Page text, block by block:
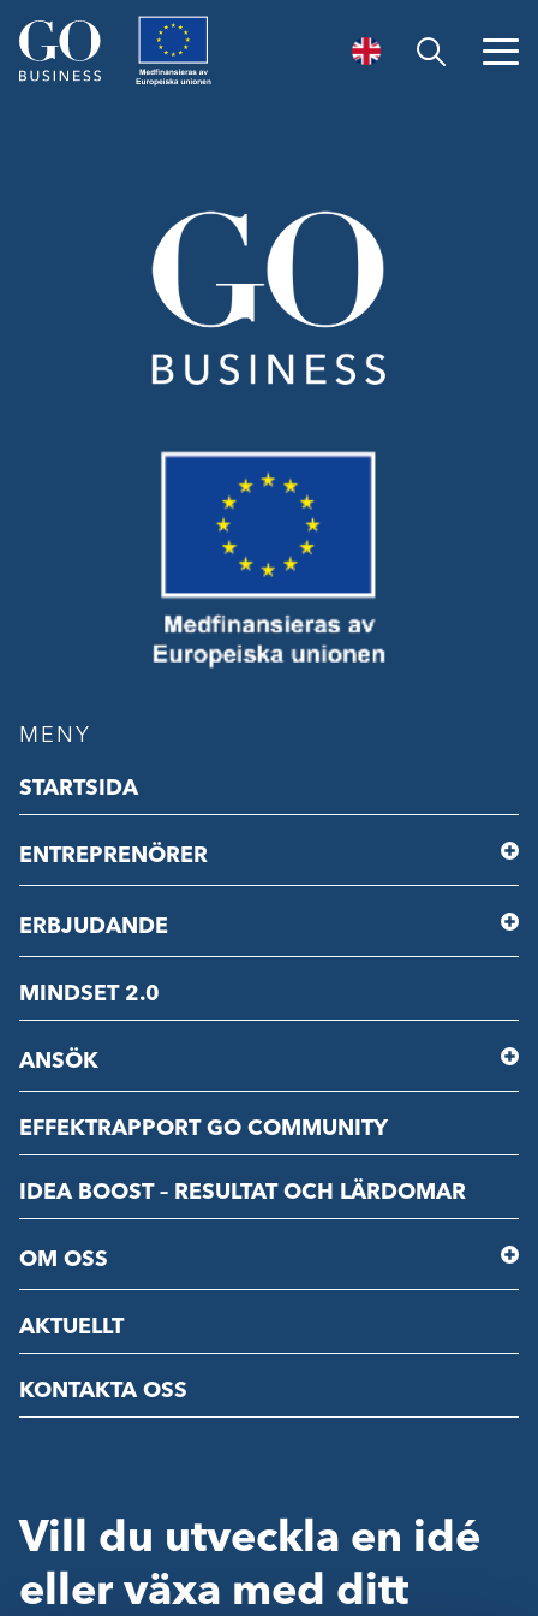
Öppna sök
MENY
STARTSIDA
ENTREPRENÖRER
ERBJUDANDE
MINDSET 2.0
ANSÖK
EFFEKTRAPPORT GO COMMUNITY
IDEA BOOST – RESULTAT OCH LÄRDOMAR
OM OSS
AKTUELLT
KONTAKTA OSS
Vill du utveckla en idé
eller växa med ditt